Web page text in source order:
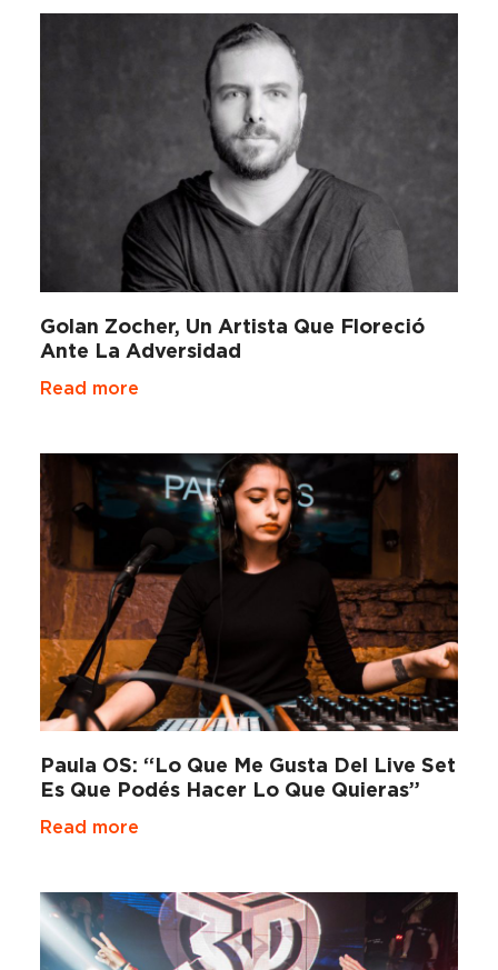
Golan Zocher, Un Artista Que Floreció
Ante La Adversidad
Read more
Paula OS: “Lo Que Me Gusta Del Live Set
Es Que Podés Hacer Lo Que Quieras”
Read more